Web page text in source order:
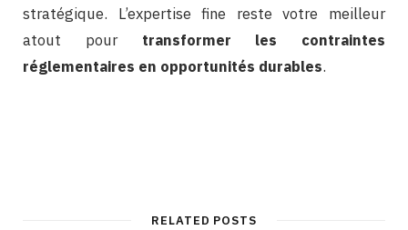
stratégique. L’expertise fine reste votre meilleur
atout pour transformer les contraintes
réglementaires en opportunités durables.
RELATED POSTS